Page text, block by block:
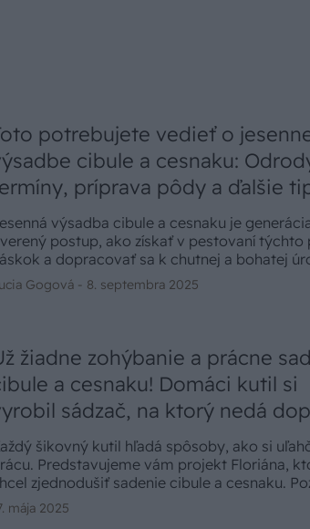
potrebujete vedieť o
cibule a cesnaku:
príprava pôdy a ďalšie
výsadba cibule a cesnaku je
postup, ako získať v pestovaní týchto
a dopracovať sa k chutnej a bohatej
to však úplne bez námahy. V čom sú
jesennej výsadby a aké zásady dodržať?
Gogová - 8. septembra 2025
žiadne zohýbanie a prácne
a cesnaku! Domáci kutil si
sádzač, na ktorý nedá
šikovný kutil hľadá spôsoby, ako si
Predstavujeme vám projekt Floriána,
zjednodušiť sadenie cibule a cesnaku.
ako si vyrobil efektívny sádzač, ktorý
zohýbania a zrýchli celý proces
mája 2025